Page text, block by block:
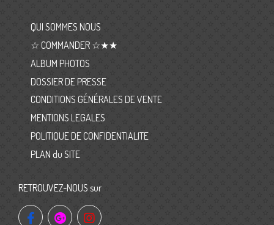
QUI SOMMES NOUS
☆ COMMANDER ☆★★
ALBUM PHOTOS
DOSSIER DE PRESSE
CONDITIONS GÉNÉRALES DE VENTE
MENTIONS LEGALES
POLITIQUE DE CONFIDENTIALITE
PLAN du SITE
RETROUVEZ-NOUS sur